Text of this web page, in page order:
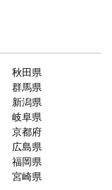
秋田県
群馬県
新潟県
岐阜県
京都府
広島県
福岡県
宮崎県